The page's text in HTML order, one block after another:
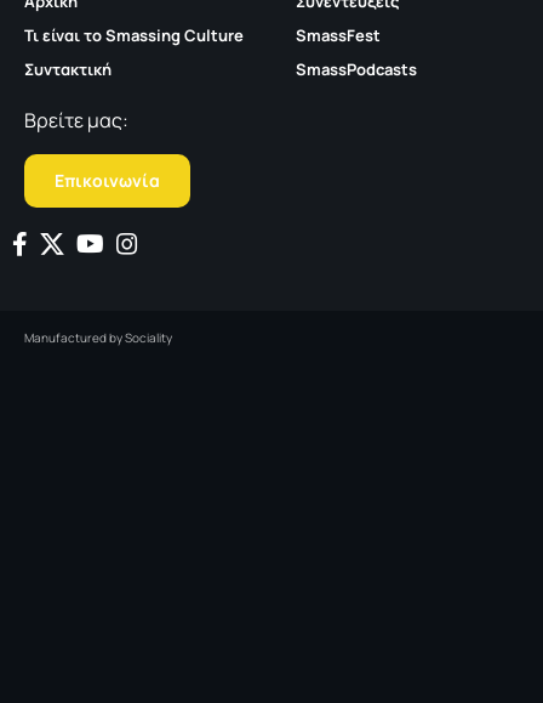
Τι είναι το Smassing Culture
Συντακτική
SmassFest
SmassPodcasts
Βρείτε μας:
Επικοινωνία
Manufactured bySociality